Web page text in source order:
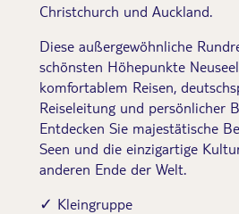
Christchurch und Auckland.
Diese außergewöhnliche
schönsten Höhepunkte
komfortablem Reisen,
Reiseleitung und persönlicher
Entdecken Sie majestätische
Seen und die einzigartige
anderen Ende der Welt.
✓ Kleingruppe